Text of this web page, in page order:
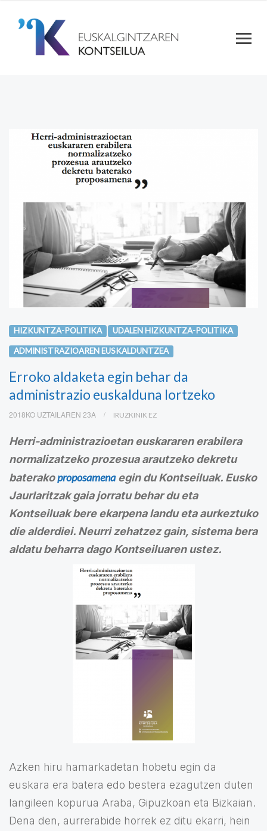
HIZKUNTZA-POLITIKA UDALEN HIZKUNTZA-POLITIKA
ADMINISTRAZIOAREN EUSKALDUNTZEA
Erroko aldaketa egin behar da
administrazio euskalduna lortzeko
2018KO UZTAILAREN 23A IRUZKINIK EZ
Herri-administrazioetan euskararen erabilera
normalizatzeko prozesua arautzeko dekretu
baterakoproposamenaegin du Kontseiluak. Eusko
Jaurlaritzak gaia jorratu behar du eta
Kontseiluak bere ekarpena landu eta aurkeztuko
die alderdiei. Neurri zehatzez gain, sistema bera
aldatu beharra dago Kontseiluaren ustez.
Azken hiru hamarkadetan hobetu egin da
euskara era batera edo bestera ezagutzen duten
langileen kopurua Araba, Gipuzkoan eta Bizkaian.
Dena den, aurrerabide horrek ez ditu ekarri, hein